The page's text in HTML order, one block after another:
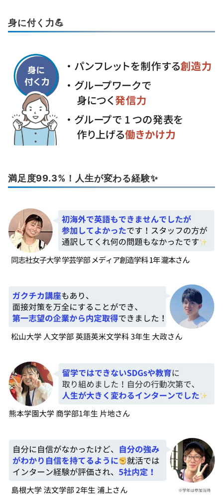
身に付く力💪
満足度99.3%！人生が変わる経験✨